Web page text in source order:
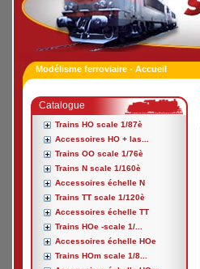
Modélisme ferroviaire - Accueil
Catalogue
Trains HO scale 1/87è
Accessoires HO + las...
Trains OO scale 1/76è
Trains N scale 1/160è
Accessoires échelle N
Trains TT scale 1/120è
Accessoires échelle TT
Trains HOe -scale 1/...
Accessoires échelle HOe
Trains HOm scale 1/8...